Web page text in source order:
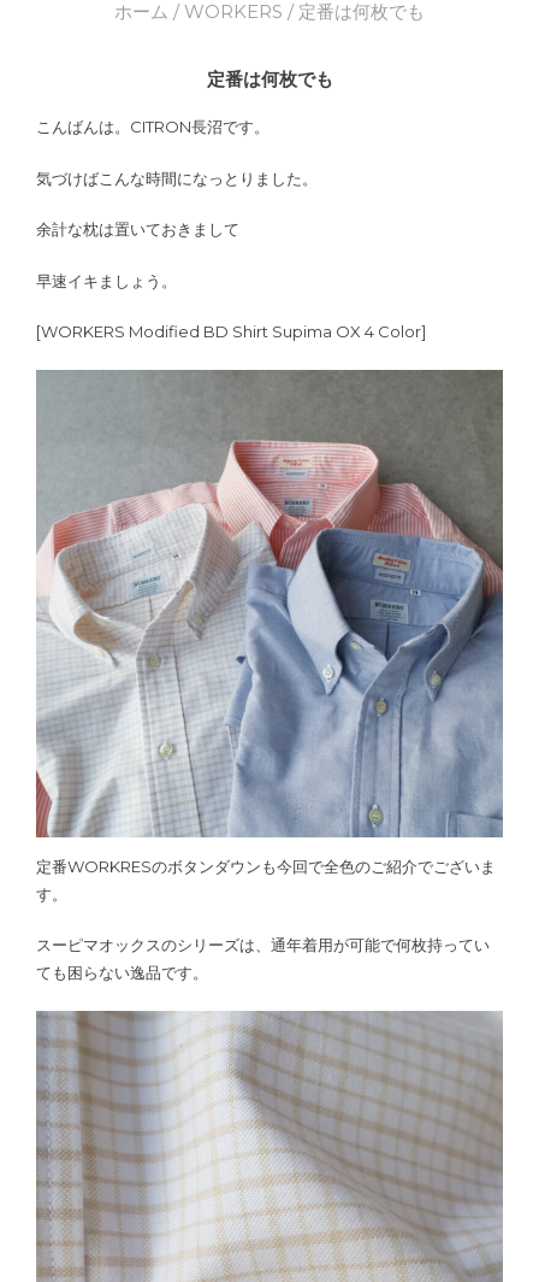
ホーム /WORKERS / 定番は何枚でも
定番は何枚でも
こんばんは。CITRON長沼です。
気づけばこんな時間になっとりました。
余計な枕は置いておきまして
早速イキましょう。
[WORKERS Modified BD Shirt Supima OX 4 Color]
定番WORKRESのボタンダウンも今回で全色のご紹介でございま
す。
スーピマオックスのシリーズは、通年着用が可能で何枚持ってい
ても困らない逸品です。